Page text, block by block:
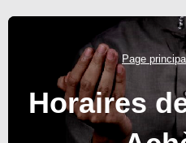
Page
Horaires